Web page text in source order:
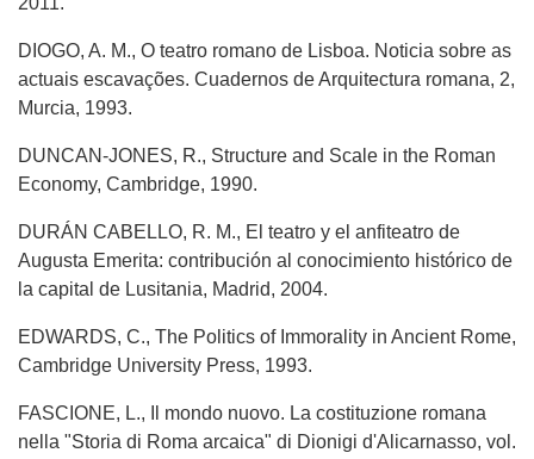
DIOGO, A. M., O teatro romano de Lisboa. Noticia sobre as
actuais escavações. Cuadernos de Arquitectura romana, 2,
Murcia, 1993.
DUNCAN-JONES, R., Structure and Scale in the Roman
Economy, Cambridge, 1990.
DURÁN CABELLO, R. M., El teatro y el anfiteatro de
Augusta Emerita: contribución al conocimiento histórico de
la capital de Lusitania, Madrid, 2004.
EDWARDS, C., The Politics of Immorality in Ancient Rome,
Cambridge University Press, 1993.
FASCIONE, L., Il mondo nuovo. La costituzione romana
nella "Storia di Roma arcaica" di Dionigi d'Alicarnasso, vol.